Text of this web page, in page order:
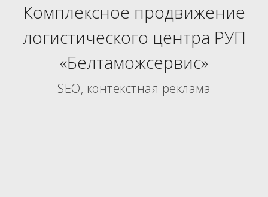
Комплексное продвижение
логистического центра РУП
«Белтаможсервис»
SEO, контекстная реклама